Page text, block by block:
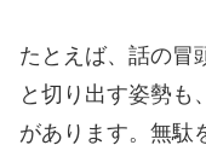
たとえば、話の冒
と切り出す姿勢も
があります。無駄